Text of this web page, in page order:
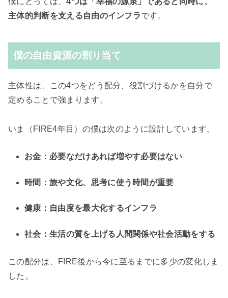
主体的判断を支える自由のインフラです。
僕の自由資源の割り当て
主体性は、この4つをどう配分、役割づけるかを自分で
定めることで強まります。
いま（FIRE4年目）の僕は次のように設計しています。
お金：必要なだけあれば増やす必要はない
時間：旅や文化、思考に使う時間が重要
健康：自由度を最大化するインフラ
社会：生活の質を上げる人間関係や社会活動をする
この配分は、FIRE後から今に至るまでに多少の変化しま
した。